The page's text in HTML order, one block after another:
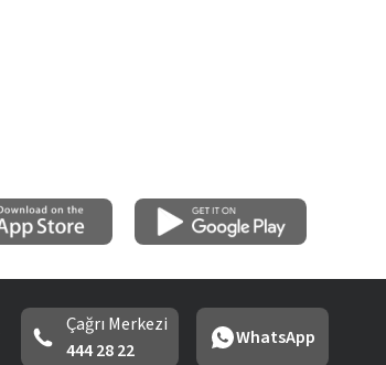
Çağrı Merkezi
444 28 22
WhatsApp